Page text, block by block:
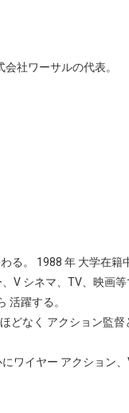
社ワーサルの代表。
る。 1988 年 大学在籍
V シネマ、TV、映画
活躍する。
どなく アクション監
ワイヤー アクション